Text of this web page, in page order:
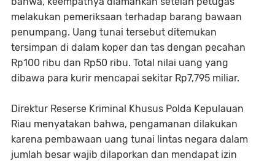
melakukan pemeriksaan terhadap barang bawaan
penumpang. Uang tunai tersebut ditemukan
tersimpan di dalam koper dan tas dengan pecahan
Rp100 ribu dan Rp50 ribu. Total nilai uang yang
dibawa para kurir mencapai sekitar Rp7,795 miliar.
Direktur Reserse Kriminal Khusus Polda Kepulauan
Riau menyatakan bahwa, pengamanan dilakukan
karena pembawaan uang tunai lintas negara dalam
jumlah besar wajib dilaporkan dan mendapat izin